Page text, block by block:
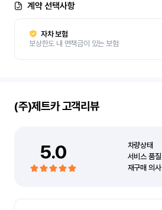
계약 선택사항
자차 보험
보상한도 내 면책금이 있는 보험
(주)제트카고객리뷰
5.0 차량상태
서비스 품질
재구매 의사